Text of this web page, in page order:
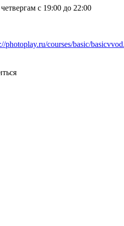
с 19:00 до 22:00
photoplay.ru/courses/basic/